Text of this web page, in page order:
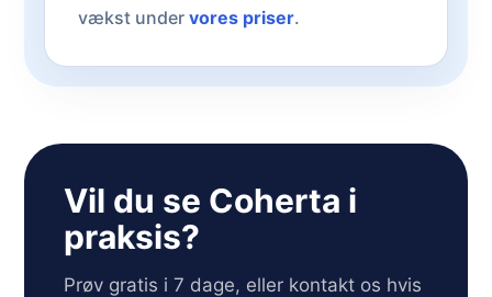
vækst under vores priser.
Vil du se Coherta i
praksis?
Prøv gratis i 7 dage, eller kontakt os hvis